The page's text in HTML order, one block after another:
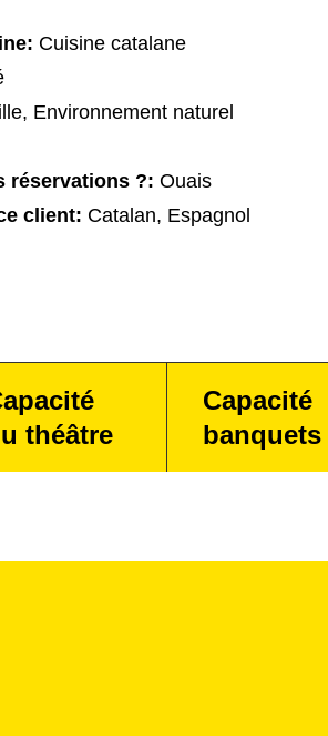
Cuisine catalane
Environnement naturel
réservations ?: Ouais
client: Catalan, Espagnol
théâtre
Capacité
banquets